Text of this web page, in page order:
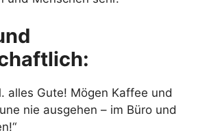
alles Gute! Mögen Kaffee und
nie ausgehen – im Büro und